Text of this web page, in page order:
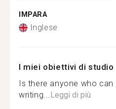
IMPARA
Inglese
I miei obiettivi di studio
Is there anyone who can
writing...Leggi di più